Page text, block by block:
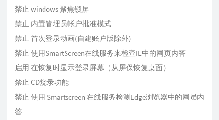
禁止 windows 聚焦锁屏
禁止 内置管埋员帐户批准模式
禁止 首次登录动画(自建账户版除外)
禁止 使用SmartScreen在线服务来检查IE中的网页内答
启用 在恢复时显示登录屏幕（从屏保恢复桌面）
禁止 CD烧录功能
禁止 使用 Smartscreen 在线服务检测Edge浏览器中的网员内
答